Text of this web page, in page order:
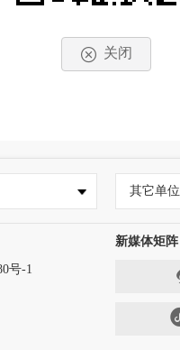
关闭
其它单位
号-1
新媒体矩阵